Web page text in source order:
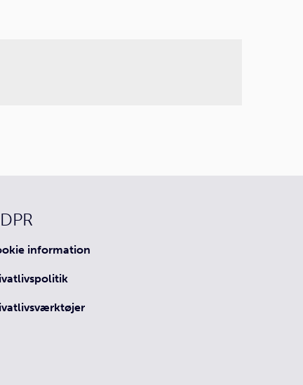
information